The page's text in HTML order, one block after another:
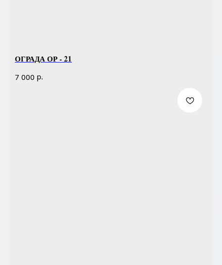
ОГРАДА ОР - 21
7 000 р.